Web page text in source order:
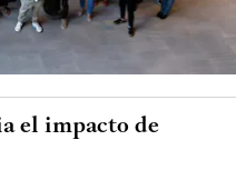
el impacto de